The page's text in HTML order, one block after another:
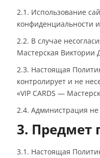
2.1. Использование
конфиденциальности
2.2. В случае
Мастерская Виктории
2.3. Настоящая
контролирует и не
«VIP CARDS —
2.4. Администрация
3. Предмет
3.1. Настоящая